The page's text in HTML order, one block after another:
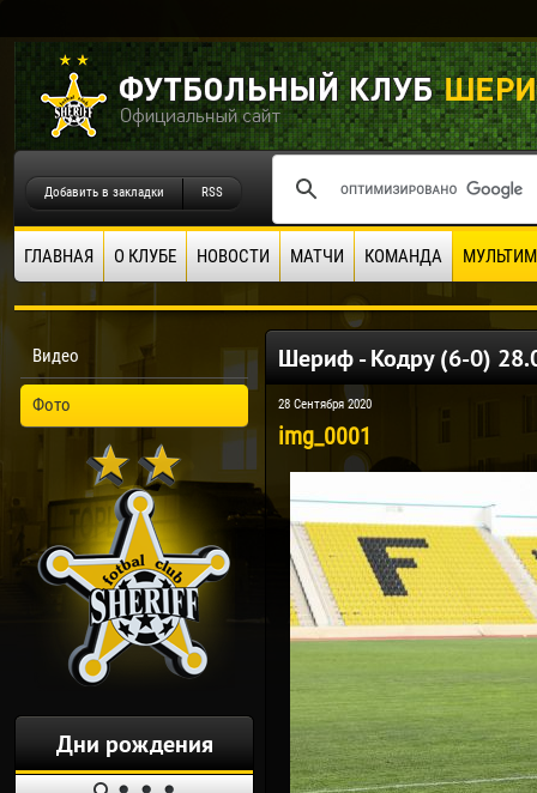
Добавить в закладки RSS
ГЛАВНАЯ О КЛУБЕ НОВОСТИ МАТЧИ КОМАНДА
Видео
Фото
Дни рождения
Шериф - Кодру (6-0)
28 Сентября 2020
img_0001